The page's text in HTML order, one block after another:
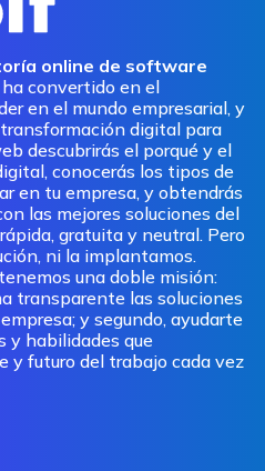
online de software
convertido en el
en el mundo empresarial, y
digital para
descubrirás el porqué y el
conocerás los tipos de
en tu empresa, y obtendrás
las mejores soluciones del
gratuita y neutral. Pero
ni la implantamos.
una doble misión:
transparente las soluciones
y segundo, ayudarte
y habilidades que
y futuro del trabajo cada vez